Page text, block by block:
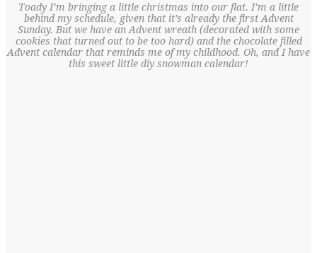
Toady I’m bringing a little christmas into our flat. I’m a little
behind my schedule, given that it’s already the first Advent
Sunday. But we have an Advent wreath (decorated with some
cookies that turned out to be too hard) and the chocolate filled
Advent calendar that reminds me of my childhood. Oh, and I have
this sweet little diy snowman calendar!